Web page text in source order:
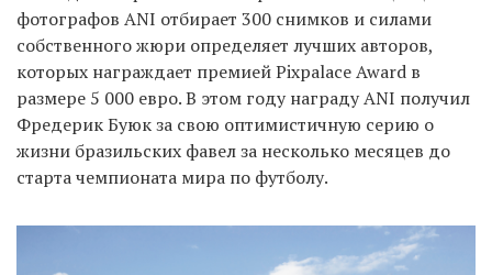
фотографов ANI отбирает 300 снимков и силами
собственного жюри определяет лучших авторов,
которых награждает премией Pixpalace Award в
размере 5 000 евро. В этом году награду ANI получил
Фредерик Буюк за свою оптимистичную серию о
жизни бразильских фавел за несколько месяцев до
старта чемпионата мира по футболу.